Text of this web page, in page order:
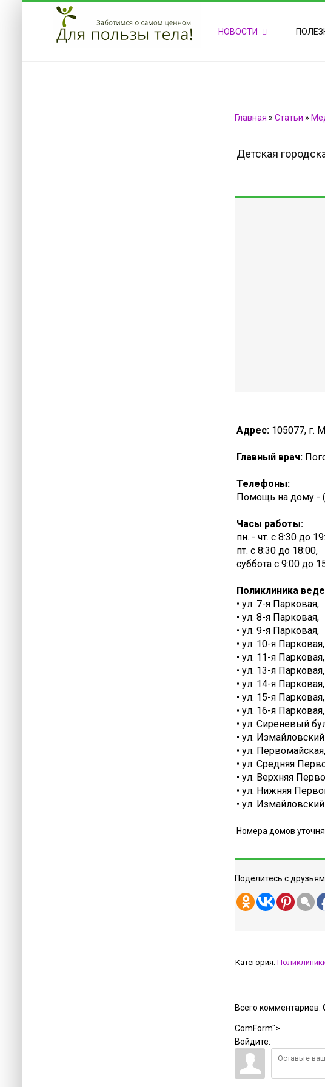
ПРИВЕТСТВУЕМ НА НАШЕМ САЙТЕ
Блок скоро обновится НОВОСТИ
Главная » Статьи »
Детская
Адрес: 105077, г.
Главный врач:
Телефоны:
Помощь на дому -
Часы работы:
пн. - чт. с 8:30 до
пт. с 8:30 до 18:00,
суббота с 9:00 до
Поликлиника
• ул. 7-я Парковая,
• ул. 8-я Парковая,
• ул. 9-я Парковая,
• ул. 10-я Парковая,
• ул. 11-я Парковая,
• ул. 13-я Парковая,
• ул. 14-я Парковая,
• ул. 15-я Парковая,
• ул. 16-я Парковая,
• ул. Сиреневый
• ул.
• ул. Первомайская,
• ул. Средняя
• ул. Верхняя
• ул. Нижняя
• ул.
Номера домов
Поделитесь с
Категория:
Всего комментариев:
ComForm">
Войдите: